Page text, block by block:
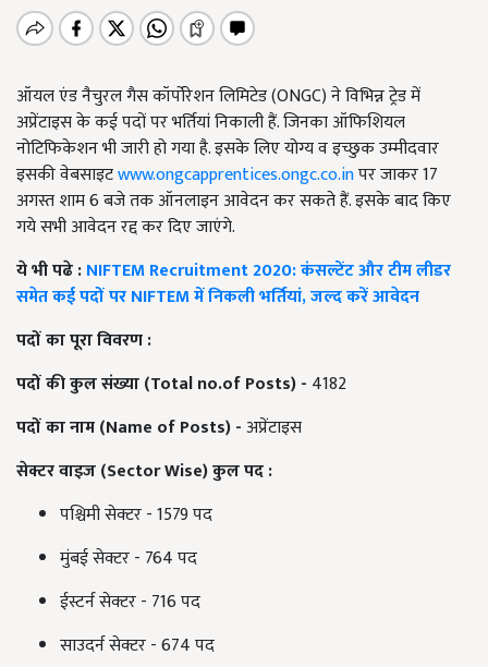
ऑयल एंड नैचुरल गैस कॉर्पोरेशन लिमिटेड (ONGC) ने विभिन्न ट्रेड में
अप्रेंटाइस के कई पदों पर भर्तियां निकाली हैं. जिनका ऑफिशियल
नोटिफिकेशन भी जारी हो गया है. इसके लिए योग्य व इच्छुक उम्मीदवार
इसकी वेबसाइटwww.ongcapprentices.ongc.co.inपर जाकर 17
अगस्त शाम 6 बजे तक ऑनलाइन आवेदन कर सकते हैं. इसके बाद किए
गये सभी आवेदन रद्द कर दिए जाएंगे.
ये भी पढे :NIFTEM Recruitment 2020: कंसल्टेंट और टीम लीडर
समेत कई पदों पर NIFTEM में निकली भर्तियां, जल्द करें आवेदन
पदोंकापूराविवरण:
पदोंकीकुलसंख्या(Total no.of Posts) - 4182
पदोंकानाम(Name of Posts) -अप्रेंटाइस
सेक्टरवाइज(Sector Wise)कुलपद:
पश्चिमी सेक्टर - 1579 पद
मुंबई सेक्टर - 764 पद
ईस्टर्न सेक्टर - 716 पद
साउदर्न सेक्टर - 674 पद